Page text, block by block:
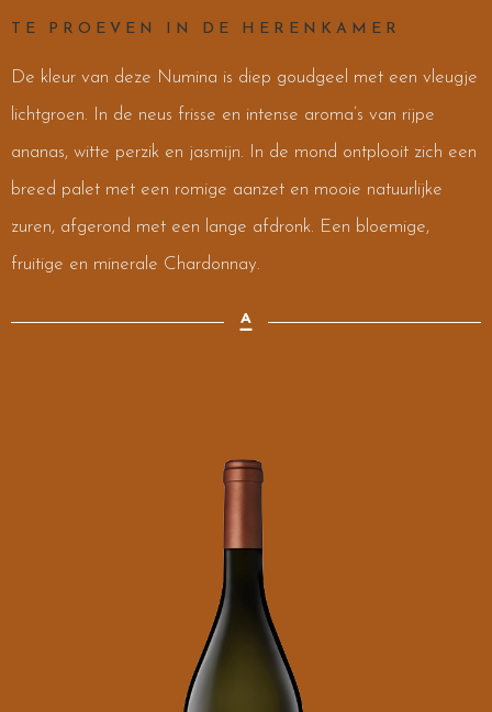
TE PROEVEN IN DE HERENKAMER
De kleur van deze Numina is diep goudgeel met een vleugje
lichtgroen. In de neus frisse en intense aroma’s van rijpe
ananas, witte perzik en jasmijn. In de mond ontplooit zich een
breed palet met een romige aanzet en mooie natuurlijke
zuren, afgerond met een lange afdronk. Een bloemige,
fruitige en minerale Chardonnay.